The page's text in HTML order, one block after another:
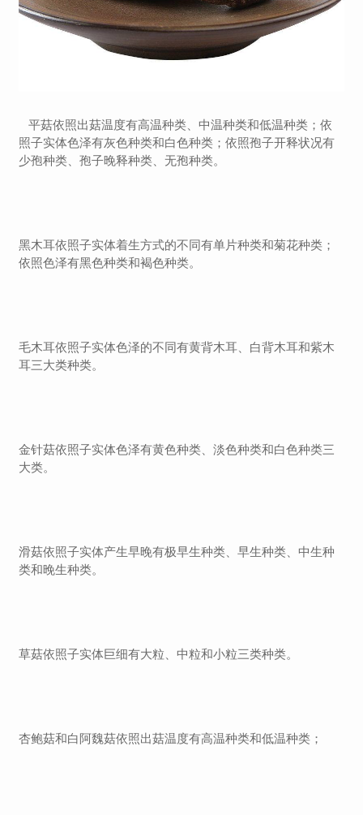
平菇依照出菇温度有高温种类、中温种类和低温种类；依
照子实体色泽有灰色种类和白色种类；依照孢子开释状况有
少孢种类、孢子晚释种类、无孢种类。
黑木耳依照子实体着生方式的不同有单片种类和菊花种类；
依照色泽有黑色种类和褐色种类。
毛木耳依照子实体色泽的不同有黄背木耳、白背木耳和紫木
耳三大类种类。
金针菇依照子实体色泽有黄色种类、淡色种类和白色种类三
大类。
滑菇依照子实体产生早晚有极早生种类、早生种类、中生种
类和晚生种类。
草菇依照子实体巨细有大粒、中粒和小粒三类种类。
杏鲍菇和白阿魏菇依照出菇温度有高温种类和低温种类；